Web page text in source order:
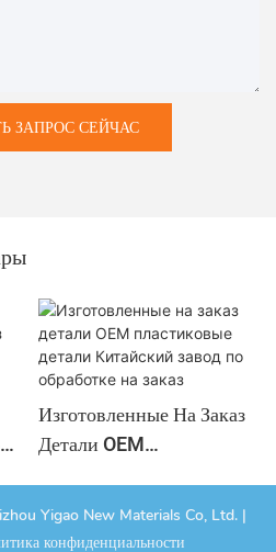
ЗАПРОС СЕЙЧАС
Изготовленные На Заказ
Детали OEM
Китайский Завод По
Обработке На Заказ
Yigao New Materials Co, Ltd. |
конфиденциальности